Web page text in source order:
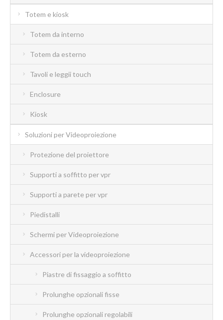
Totem e kiosk
Totem da interno
Totem da esterno
Tavoli e leggii touch
Enclosure
Kiosk
Soluzioni per Videoproiezione
Protezione del proiettore
Supporti a soffitto per vpr
Supporti a parete per vpr
Piedistalli
Schermi per Videoproiezione
Accessori per la videoproiezione
Piastre di fissaggio a soffitto
Prolunghe opzionali fisse
Prolunghe opzionali regolabili